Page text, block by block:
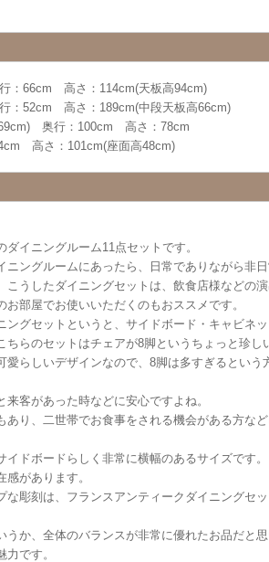
：66cm 高さ：114cm(天板高94cm)
：52cm 高さ：189cm(中段天板高66cm)
奥行：100cm 高さ：78cm
高さ：101cm(座面高48cm)
イニングルーム11点セットです。
ニングルームにあったら、日常でありながら非
うしたダイニングセットは、飲食店様などの演
部屋でお使いいただくのもおススメです。
ングセットというと、サイドボード・キャビネ
らのセットはチェアが8脚というちょっと珍し
愛らしいデザインなので、8脚は多すぎるという
客があった時などに安心ですよね。
り、二世帯でお食事をされる機会がある方など
ドボードらしく非常に横幅のあるサイズです。
があります。
な彫刻は、フランスアンティークダイニングセ
か、全体のバランスが非常に優れたお品だと思
です。